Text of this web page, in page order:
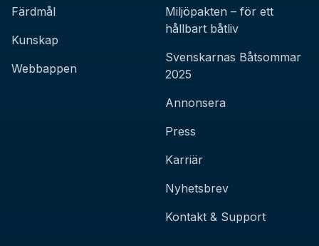
Färdmål
Kunskap
Webbappen
Miljöpakten – för ett
hållbart båtliv
Svenskarnas Båtsommar
2025
Annonsera
Press
Karriär
Nyhetsbrev
Kontakt & Support